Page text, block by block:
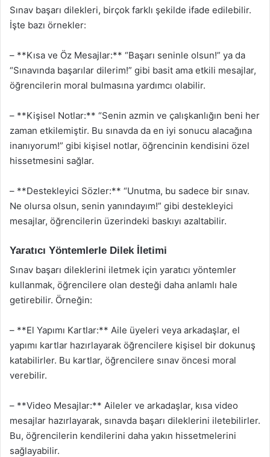
Sınav başarı dilekleri, birçok farklı şekilde ifade edilebilir.
İşte bazı örnekler:
– **Kısa ve Öz Mesajlar:** “Başarı seninle olsun!” ya da
“Sınavında başarılar dilerim!” gibi basit ama etkili mesajlar,
öğrencilerin moral bulmasına yardımcı olabilir.
– **Kişisel Notlar:** “Senin azmin ve çalışkanlığın beni her
zaman etkilemiştir. Bu sınavda da en iyi sonucu alacağına
inanıyorum!” gibi kişisel notlar, öğrencinin kendisini özel
hissetmesini sağlar.
– **Destekleyici Sözler:** “Unutma, bu sadece bir sınav.
Ne olursa olsun, senin yanındayım!” gibi destekleyici
mesajlar, öğrencilerin üzerindeki baskıyı azaltabilir.
Yaratıcı Yöntemlerle Dilek İletimi
Sınav başarı dileklerini iletmek için yaratıcı yöntemler
kullanmak, öğrencilere olan desteği daha anlamlı hale
getirebilir. Örneğin:
– **El Yapımı Kartlar:** Aile üyeleri veya arkadaşlar, el
yapımı kartlar hazırlayarak öğrencilere kişisel bir dokunuş
katabilirler. Bu kartlar, öğrencilere sınav öncesi moral
verebilir.
– **Video Mesajlar:** Aileler ve arkadaşlar, kısa video
mesajlar hazırlayarak, sınavda başarı dileklerini iletebilirler.
Bu, öğrencilerin kendilerini daha yakın hissetmelerini
sağlayabilir.